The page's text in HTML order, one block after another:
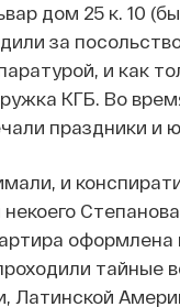
дом 25 к. 10
за
и как
КГБ. Во
праздники и
и
оформлена
тайные
Латинской